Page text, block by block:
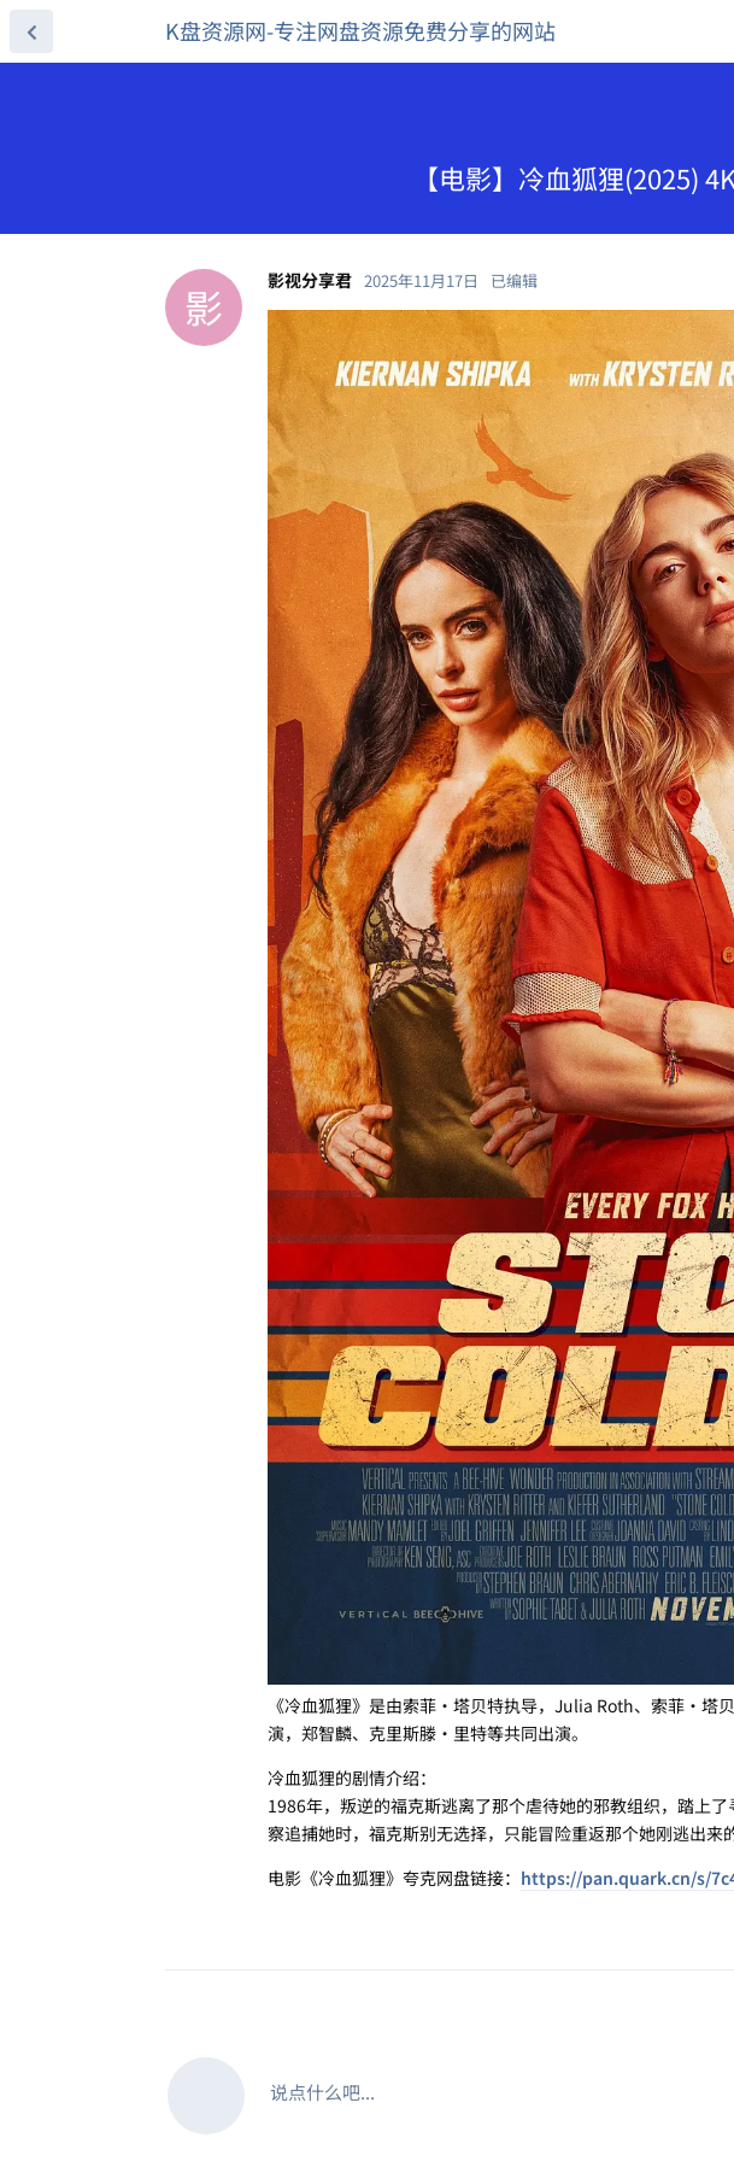
K盘资源网-专注网盘资源免费分享的网站
【电影】冷血狐狸(2025)
影 影视分享君 2025年11月17日 已编辑
《冷血狐狸》是由索菲·塔贝特执导，Julia Roth、索菲·
演，郑智麟、克里斯滕·里特等共同出演。
冷血狐狸的剧情介绍：
1986年，叛逆的福克斯逃离了那个虐待她的邪教组织，踏上
察追捕她时，福克斯别无选择，只能冒险重返那个她刚逃出来
电影《冷血狐狸》夸克网盘链接： https://pan.quark.cn/s/
说点什么吧...